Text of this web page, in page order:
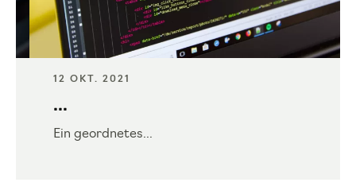
12 OKT. 2021
...
Ein geordnetes...